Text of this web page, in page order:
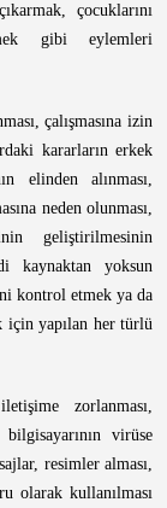
çocuklarını
gibi eylemleri
çalışmasına izin
kararların erkek
elinden alınması,
neden olunması,
geliştirilmesinin
kaynaktan yoksun
kontrol etmek ya da
için yapılan her türlü
zorlanması,
virüse
resimler alması,
olarak kullanılması